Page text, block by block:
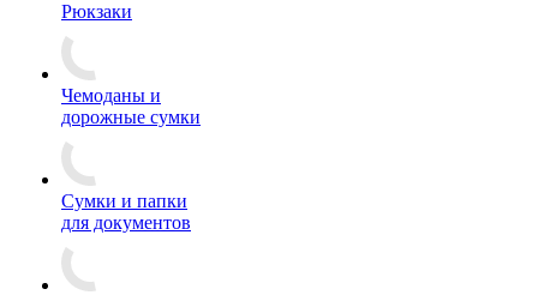
Рюкзаки
Чемоданы и
дорожные сумки
Сумки и папки
для документов